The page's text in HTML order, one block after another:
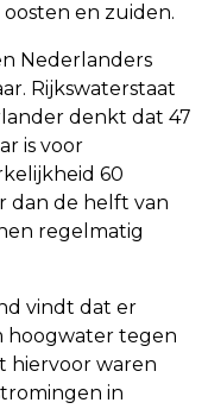
en zuiden.
Nederlanders
Rijkswaterstaat
denkt dat 47
is voor
60
dan de helft van
regelmatig
vindt dat er
hoogwater tegen
hiervoor waren
in